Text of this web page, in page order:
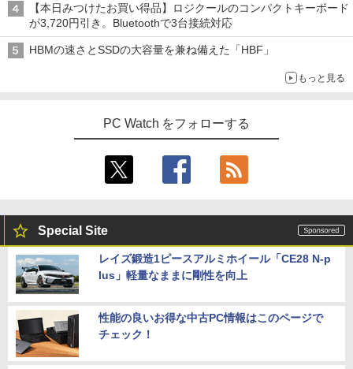
【本日みつけたお買い得品】ロジクールのコンパクトキーボード
が3,720円引き。Bluetoothで3台接続対応
HBMの速さとSSDの大容量を兼ね備えた「HBF」
もっと見る
PC Watch をフォローする
Special Site
レイズ鍛造1ピースアルミホイール「CE28 N-p
lus」軽量なままに剛性を向上
性能の良いお得な中古PC情報はこのページで
チェック！